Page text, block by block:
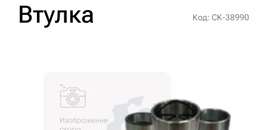
Втулка Код: СК-38990
Доставка и оплата
3D тур по производству
3D тур по складам